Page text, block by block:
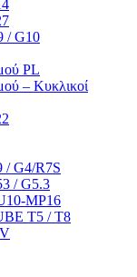
/ G10
PL
– Κυκλικοί
/ G4/R7S
/ G5.3
ΜΡ16
T5 / T8